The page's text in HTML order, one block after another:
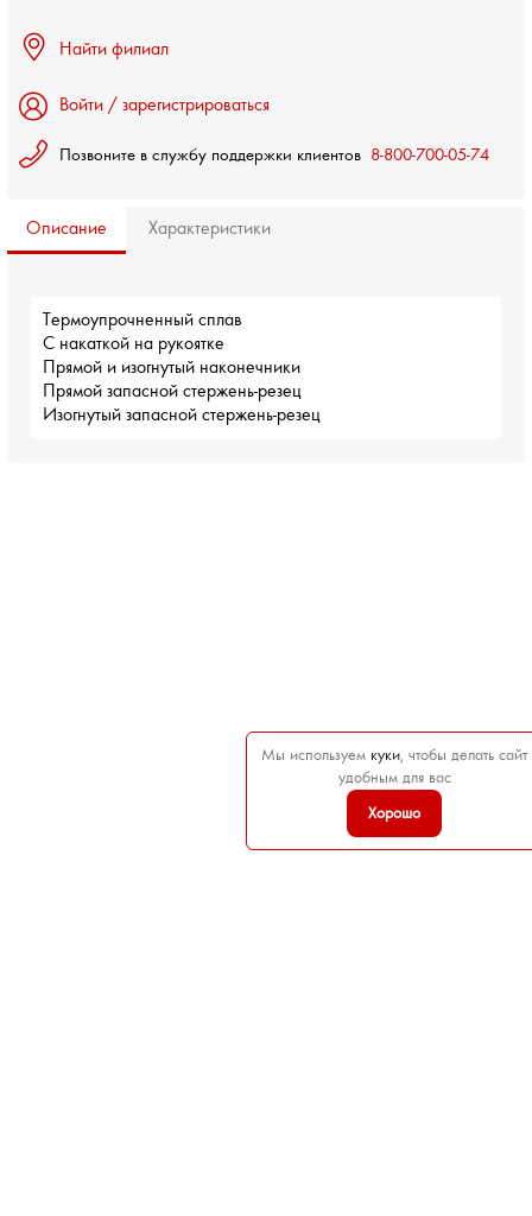
Мы используем куки , чтобы делать сайт
удобным для вас
Хорошо
Найти филиал
Войти / зарегистрироваться
Позвоните в службу поддержки клиентов 8-800-700-05-74
Описание Характеристики
Термоупрочненный сплав
С накаткой на рукоятке
Прямой и изогнутый наконечники
Прямой запасной стержень-резец
Изогнутый запасной стержень-резец